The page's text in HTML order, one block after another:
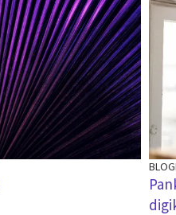
BLOGI